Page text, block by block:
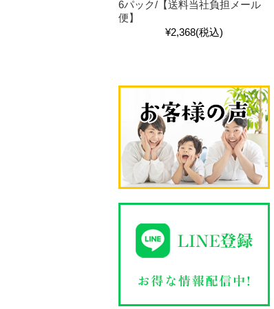
6パック/【送料当社負担メール
便】
¥2,368(税込)